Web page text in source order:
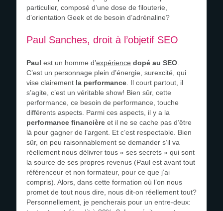
particulier, composé d’une dose de filouterie,
d’orientation Geek et de besoin d’adrénaline?
Paul Sanches, droit à l’objetif SEO
Paul est un homme d’expérience dopé au SEO
C’est un personnage plein d’énergie, surexcité, qui
vise clairement la performance . Il court partout, il
s’agite, c’est un véritable show! Bien sûr, cette
performance, ce besoin de performance, touche
différents aspects. Parmi ces aspects, il y a la
performance financière et il ne se cache pas d’être
là pour gagner de l’argent. Et c’est respectable. Bien
sûr, on peu raisonnablement se demander s’il va
réellement nous délivrer tous « ses secrets » qui sont
la source de ses propres revenus (Paul est avant tout
référenceur et non formateur, pour ce que j’ai
compris). Alors, dans cette formation où l’on nous
promet de tout nous dire, nous dit-on réellement tout?
Personnellement, je pencherais pour un entre-deux: